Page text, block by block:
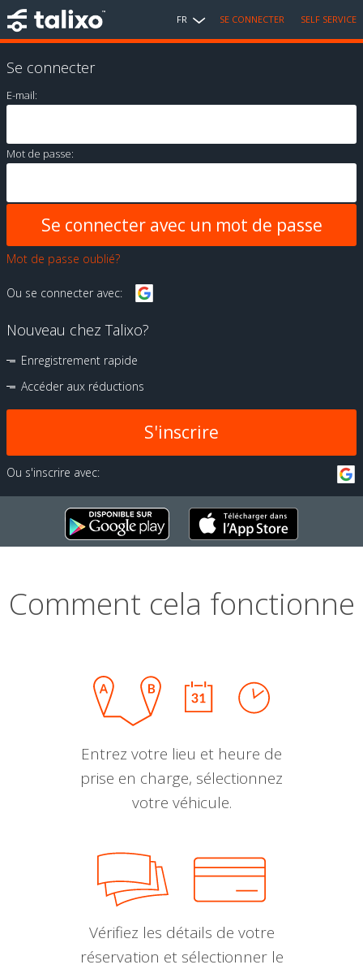
FR SE CONNECTER SELF SERVICE
Se connecter
E-mail:
Mot de passe:
Mot de passe oublié?
Ou se connecter avec:
Nouveau chez Talixo?
Enregistrement rapide
Accéder aux réductions
S'inscrire
Ou s'inscrire avec:
Comment cela fonctionne
Entrez votre lieu et heure de
prise en charge, sélectionnez
votre véhicule.
Vérifiez les détails de votre
réservation et sélectionner le